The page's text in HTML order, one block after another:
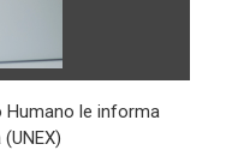
Humano le informa